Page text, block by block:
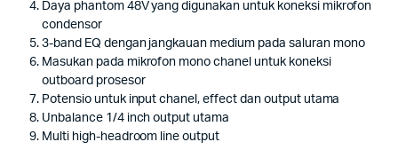
Daya phantom 48V yang digunakan untuk koneksi mikrofon
condensor
3-band EQ dengan jangkauan medium pada saluran mono
Masukan pada mikrofon mono chanel untuk koneksi
outboard prosesor
Potensio untuk input chanel, effect dan output utama
Unbalance 1/4 inch output utama
Multi high-headroom line output